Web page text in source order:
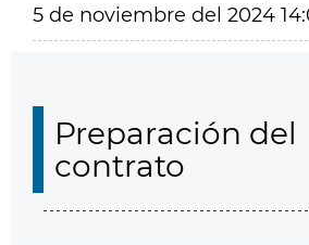
5 de noviembre del 2024
Preparación del
contrato